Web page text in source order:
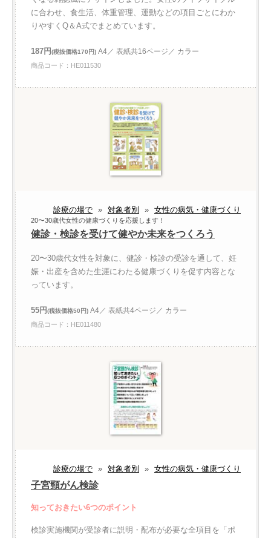
に合わせ、食生活、体重管理、運動などの項目ごとにわか
りやすくQ＆A式でまとめています。
187円(税抜価格170円) A4／ 表紙共16ページ／ カラー
商品コード：HE011530
診療の場で » 対象者別 » 女性の病気・健康づくり
20〜30歳代女性の健康づくりを応援します！
健診・検診を受けて健やか未来をつくろう
20〜30歳代女性を対象に、健診・検診の受診を通して、妊
娠・出産を含めた生涯にわたる健康づくりを促す内容とな
っています。
55円(税抜価格50円) A4／ 表紙共4ページ／ カラー
商品コード：HE011480
診療の場で » 対象者別 » 女性の病気・健康づくり
子宮頸がん検診
知っておきたい6つのポイント
検診実施機関が受診者に説明・配布が必要な全項目を「ポ